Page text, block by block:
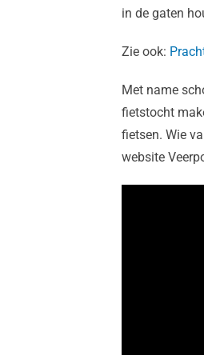
in de gaten
Zie ook:
Met name
fietstocht
fietsen. Wie
website